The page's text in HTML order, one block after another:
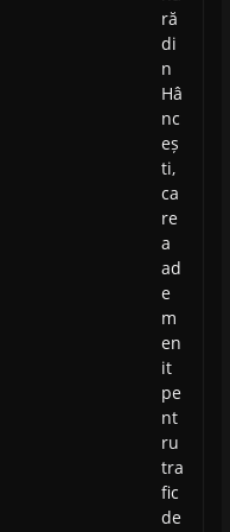
ră
di
n
Hâ
nc
eș
ti,
ca
re
a
ad
e
m
en
it
pe
nt
ru
tra
fic
de